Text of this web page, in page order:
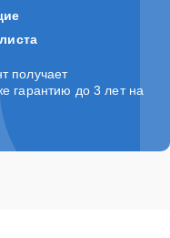
получает
гарантию до 3 лет на